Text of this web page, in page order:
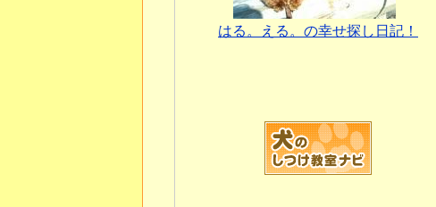
はる。える。の幸せ探し日記！